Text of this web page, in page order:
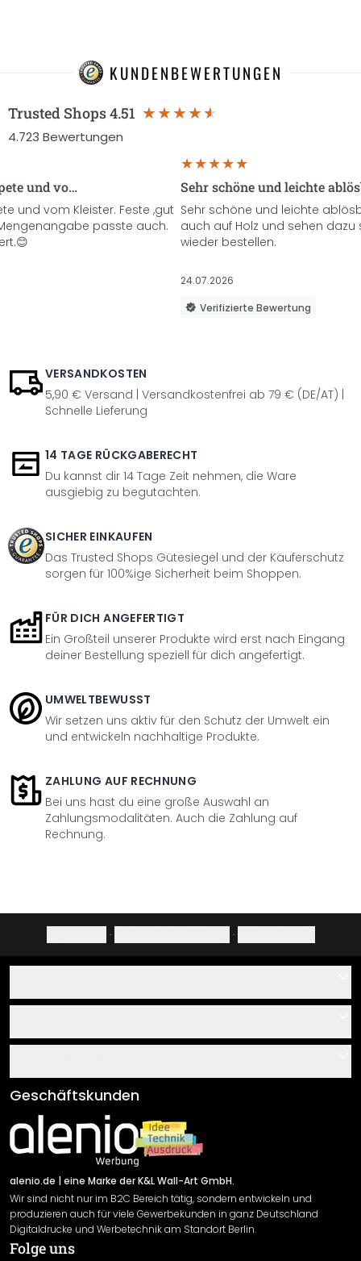
KUNDENBEWERTUNGEN
Trusted Shops4.51
4.723 Bewertungen
und vo…
und vom Kleister. Feste ,gut
passte auch.
Sehr schöne und leichte
Sehr schöne und leichte
auch auf Holz und sehen
wieder bestellen.
24.07.2026
Verifizierte Bewertung
VERSANDKOSTEN
5,90 € Versand | Versandkostenfrei ab 79 € (DE/AT) |
Schnelle Lieferung
14 TAGE RÜCKGABERECHT
Du kannst dir 14 Tage Zeit nehmen, die Ware
ausgiebig zu begutachten.
SICHER EINKAUFEN
Das Trusted Shops Gütesiegel und der Käuferschutz
sorgen für 100%ige Sicherheit beim Shoppen.
FÜR DICH ANGEFERTIGT
Ein Großteil unserer Produkte wird erst nach Eingang
deiner Bestellung speziell für dich angefertigt.
UMWELTBEWUSST
Wir setzen uns aktiv für den Schutz der Umwelt ein
und entwickeln nachhaltige Produkte.
ZAHLUNG AUF RECHNUNG
Bei uns hast du eine große Auswahl an
Zahlungsmodalitäten. Auch die Zahlung auf
Rechnung.
· ·
Über uns
Klebe- und Montageanleitungen
Newsletter An-/Abmeldung
Sendungsverfolgung
AGB
Impressum
Versand & Zahlung
Rücksendung
Widerrufsrecht
Datenschutzerklärung
Gewährleistung
Geschäftskunden
alenio.de | eine Marke der K&L Wall-Art GmbH.
Wir sind nicht nur im B2C Bereich tätig, sondern entwickeln und
produzieren auch für viele Gewerbekunden in ganz Deutschland
Digitaldrucke und Werbetechnik am Standort Berlin.
Folge uns